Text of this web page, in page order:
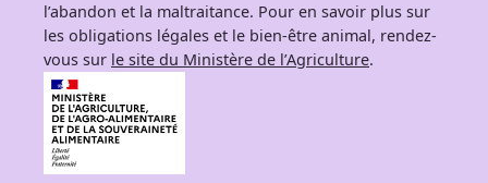
l’abandon et la maltraitance. Pour en savoir plus sur
les obligations légales et le bien-être animal, rendez-
vous sur le site du Ministère de l’Agriculture.